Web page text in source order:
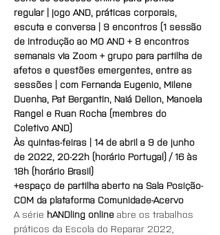
regular | jogo AND, práticas corporais,
escuta e conversa | 9 encontros (1 sessão
de introdução ao MO AND + 8 encontros
semanais via Zoom + grupo para partilha de
afetos e questões emergentes, entre as
sessões | com Fernanda Eugenio, Milene
Duenha, Pat Bergantin, Naiá Delion, Manoela
Rangel e Ruan Rocha (membres do
Coletivo AND)
Às quintas-feiras | 14 de abril a 9 de junho
de 2022, 20-22h (horário Portugal) / 16 às
18h (horário Brasil)
+espaço de partilha aberto na Sala Posição-
COM da plataforma Comunidade-Acervo
A série hANDling online abre os trabalhos
práticos da Escola do Reparar 2022,